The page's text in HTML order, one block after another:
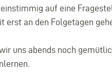
auf eine
an den Folgetagen
uns abends noch